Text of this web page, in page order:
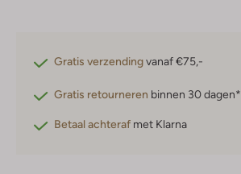
Gratis verzendingvanaf €75,-
Gratis retourneren binnen 30 dagen*
Betaal achteraf met Klarna